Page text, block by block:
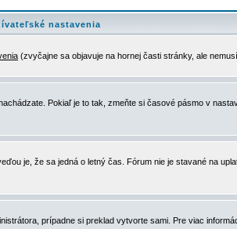
nastavenia
(zvyčajne sa objavuje na hornej časti stránky, ale
Pokiaľ je to tak, zmeňte si časové pásmo v
je, že sa jedná o letný čas. Fórum nie je stavané na
prípadne si preklad vytvorte sami. Pre viac